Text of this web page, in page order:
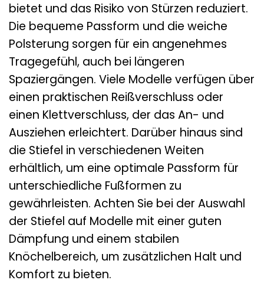
bietet und das Risiko von Stürzen reduziert.
Die bequeme Passform und die weiche
Polsterung sorgen für ein angenehmes
Tragegefühl, auch bei längeren
Spaziergängen. Viele Modelle verfügen über
einen praktischen Reißverschluss oder
einen Klettverschluss, der das An- und
Ausziehen erleichtert. Darüber hinaus sind
die Stiefel in verschiedenen Weiten
erhältlich, um eine optimale Passform für
unterschiedliche Fußformen zu
gewährleisten. Achten Sie bei der Auswahl
der Stiefel auf Modelle mit einer guten
Dämpfung und einem stabilen
Knöchelbereich, um zusätzlichen Halt und
Komfort zu bieten.